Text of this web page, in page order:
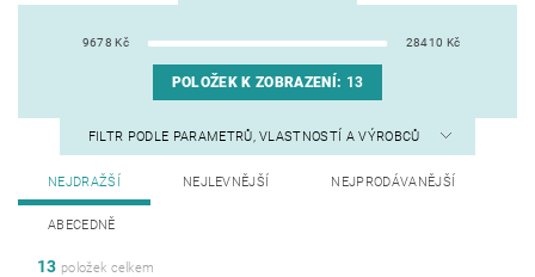
9678 Kč 28410 Kč
POLOŽEK K ZOBRAZENÍ: 13
FILTR PODLE PARAMETRŮ, VLASTNOSTÍ A VÝROBCŮ
NEJDRAŽŠÍ NEJLEVNĚJŠÍ NEJPRODÁVANĚJŠÍ
ABECEDNĚ
13 položek celkem